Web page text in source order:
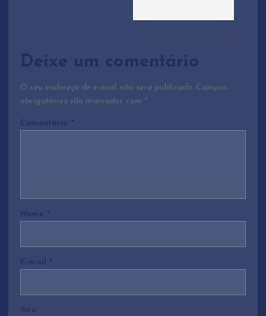
ç
ã
o
d
P
o
s
Deixe um comentário
O seu endereço de e-mail não será publicado. Campos
obrigatórios são marcados com *
Comentário *
Nome *
E-mail *
Site